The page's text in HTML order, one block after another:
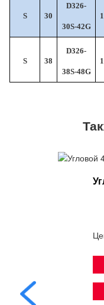
S 30
D326-
30S-42G
S 38
D326-
38S-48G